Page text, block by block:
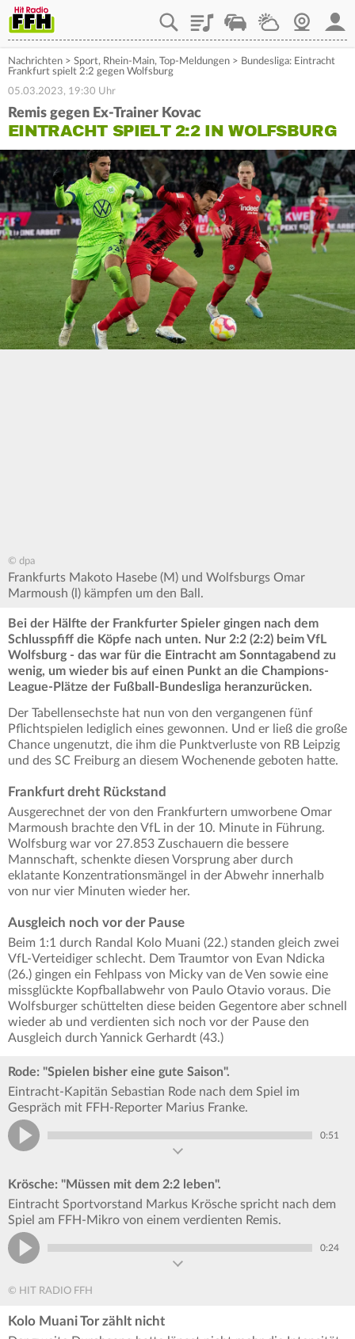
PlaylistStaupilotWetterWebcam
Nachrichten > Sport, Rhein-Main, Top-Meldungen > Bundesliga: Eintracht
Frankfurt spielt 2:2 gegen Wolfsburg
05.03.2023, 19:30 Uhr
Remis gegen Ex-Trainer Kovac
EINTRACHT SPIELT 2:2 IN WOLFSBURG
© dpa
Frankfurts Makoto Hasebe (M) und Wolfsburgs Omar
Marmoush (l) kämpfen um den Ball.
Bei der Hälfte der Frankfurter Spieler gingen nach dem
Schlusspfiff die Köpfe nach unten. Nur 2:2 (2:2) beim VfL
Wolfsburg - das war für die Eintracht am Sonntagabend zu
wenig, um wieder bis auf einen Punkt an die Champions-
League-Plätze der Fußball-Bundesliga heranzurücken.
Der Tabellensechste hat nun von den vergangenen fünf
Pflichtspielen lediglich eines gewonnen. Und er ließ die große
Chance ungenutzt, die ihm die Punktverluste von RB Leipzig
und des SC Freiburg an diesem Wochenende geboten hatte.
Frankfurt dreht Rückstand
Ausgerechnet der von den Frankfurtern umworbene Omar
Marmoush brachte den VfL in der 10. Minute in Führung.
Wolfsburg war vor 27.853 Zuschauern die bessere
Mannschaft, schenkte diesen Vorsprung aber durch
eklatante Konzentrationsmängel in der Abwehr innerhalb
von nur vier Minuten wieder her.
Ausgleich noch vor der Pause
Beim 1:1 durch Randal Kolo Muani (22.) standen gleich zwei
VfL-Verteidiger schlecht. Dem Traumtor von Evan Ndicka
(26.) gingen ein Fehlpass von Micky van de Ven sowie eine
missglückte Kopfballabwehr von Paulo Otavio voraus. Die
Wolfsburger schüttelten diese beiden Gegentore aber schnell
wieder ab und verdienten sich noch vor der Pause den
Ausgleich durch Yannick Gerhardt (43.)
Rode: "Spielen bisher eine gute Saison".
Eintracht-Kapitän Sebastian Rode nach dem Spiel im
Gespräch mit FFH-Reporter Marius Franke.
0:51
Krösche: "Müssen mit dem 2:2 leben".
Eintracht Sportvorstand Markus Krösche spricht nach dem
Spiel am FFH-Mikro von einem verdienten Remis.
0:24
© HIT RADIO FFH
Kolo Muani Tor zählt nicht